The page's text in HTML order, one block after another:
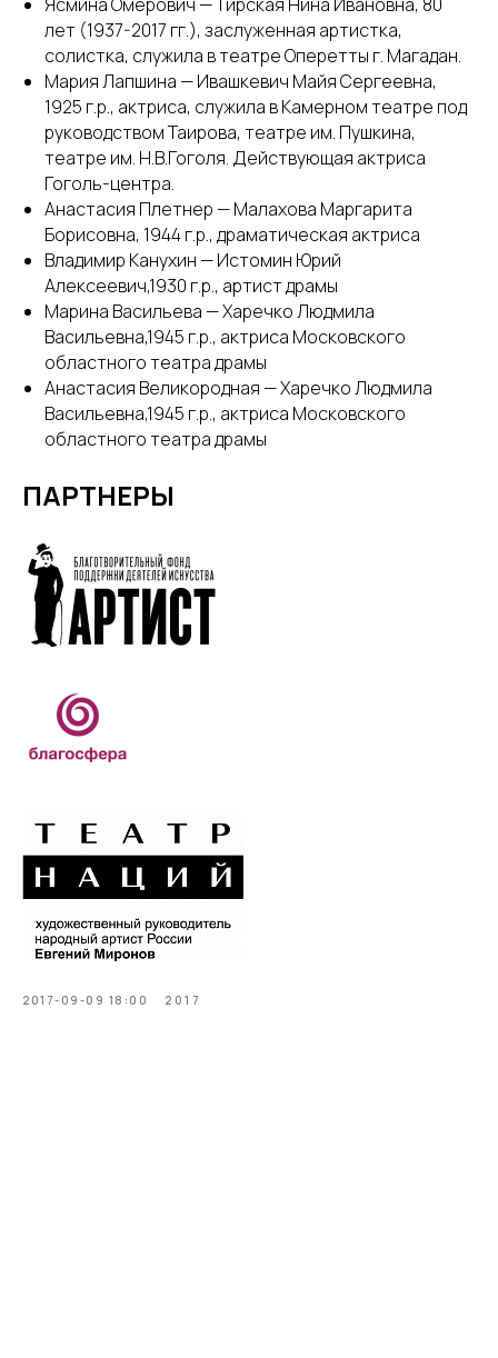
лет (1937-2017 гг.), заслуженная артистка,
солистка, служила в театре Оперетты г. Магадан.
Мария Лапшина — Ивашкевич Майя Сергеевна,
1925 г.р., актриса, служила в Камерном театре под
руководством Таирова, театре им. Пушкина,
театре им. Н.В.Гоголя. Действующая актриса
Гоголь-центра.
Анастасия Плетнер — Малахова Маргарита
Борисовна, 1944 г.р., драматическая актриса
Владимир Канухин — Истомин Юрий
Алексеевич,1930 г.р., артист драмы
Марина Васильева — Харечко Людмила
Васильевна,1945 г.р., актриса Московского
областного театра драмы
Анастасия Великородная — Харечко Людмила
Васильевна,1945 г.р., актриса Московского
областного театра драмы
ПАРТНЕРЫ
2017-09-09 18:00 2017